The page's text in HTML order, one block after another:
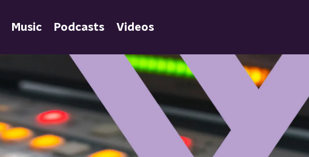
Music Podcasts Videos